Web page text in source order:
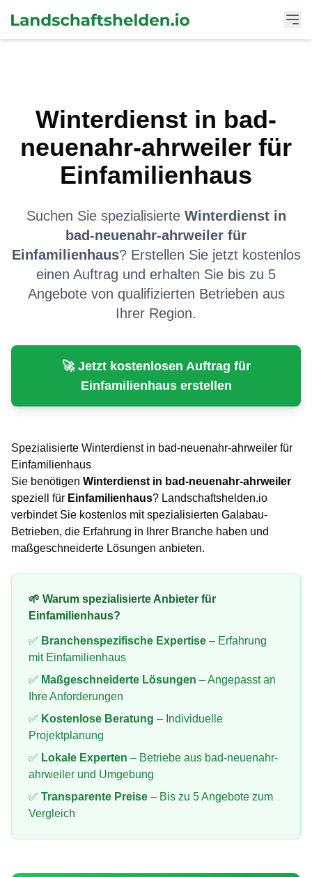
Winterdienst in bad-
neuenahr-ahrweiler für
Einfamilienhaus
Suchen Sie spezialisierte Winterdienstin
bad-neuenahr-ahrweiler für
Einfamilienhaus? Erstellen Sie jetzt kostenlos
einen Auftrag und erhalten Sie bis zu 5
Angebote von qualifizierten Betrieben aus
Ihrer Region.
🚀 Jetzt kostenlosen Auftrag für
Einfamilienhauserstellen
Spezialisierte Winterdienstin bad-neuenahr-ahrweiler für
Einfamilienhaus
Sie benötigen Winterdienst in bad-neuenahr-ahrweiler
speziell für Einfamilienhaus? Landschaftshelden.io
verbindet Sie kostenlos mit spezialisierten Galabau-
Betrieben, die Erfahrung in Ihrer Branche haben und
maßgeschneiderte Lösungen anbieten.
🌱 Warum spezialisierte Anbieter für
Einfamilienhaus?
✅ Branchenspezifische Expertise – Erfahrung
mit Einfamilienhaus
✅ Maßgeschneiderte Lösungen – Angepasst an
Ihre Anforderungen
✅ Kostenlose Beratung – Individuelle
Projektplanung
✅ Lokale Experten – Betriebe aus bad-neuenahr-
ahrweiler und Umgebung
✅ Transparente Preise – Bis zu 5 Angebote zum
Vergleich